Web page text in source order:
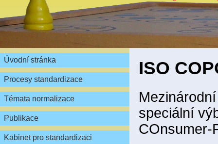
Úvodní stránka
Procesy standardizace
Témata normalizace
Publikace
Kabinet pro standardizaci
ISO
speciální
COnsumer-